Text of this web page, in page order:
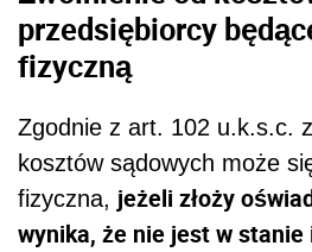
przedsiębiorcy
fizyczną
Zgodnie z art. 102 u.k.s.c.
kosztów sądowych może
fizyczna, jeżeli złoży
wynika, że nie jest w